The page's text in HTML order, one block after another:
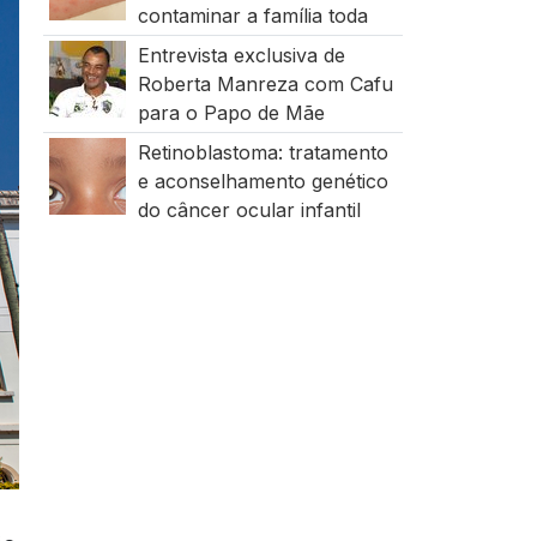
contaminar a família toda
Entrevista exclusiva de
Roberta Manreza com Cafu
para o Papo de Mãe
Retinoblastoma: tratamento
e aconselhamento genético
do câncer ocular infantil